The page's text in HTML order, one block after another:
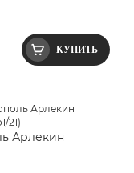
КУПИТЬ
Арлекин